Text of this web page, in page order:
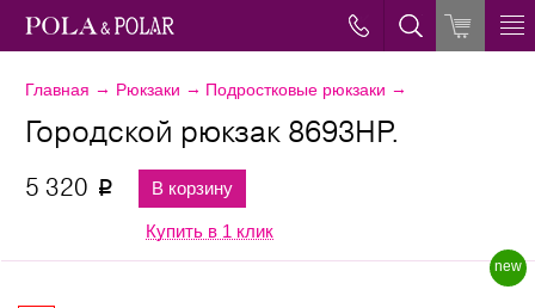
Главная → Рюкзаки → Подростковые рюкзаки →
new
Городской рюкзак 8693НР.
5 320 p В корзину
Купить в 1 клик